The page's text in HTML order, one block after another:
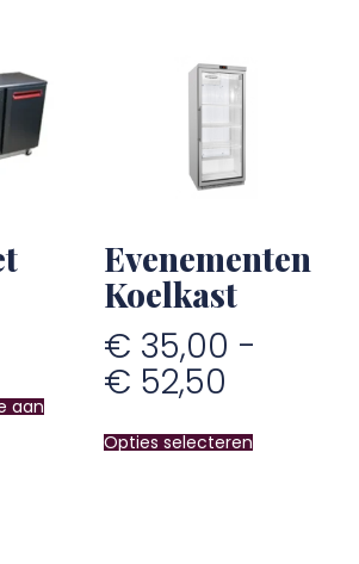
aan
Evenementen
Koelkast
€ 35,00 -
€ 52,50
Opties selecteren